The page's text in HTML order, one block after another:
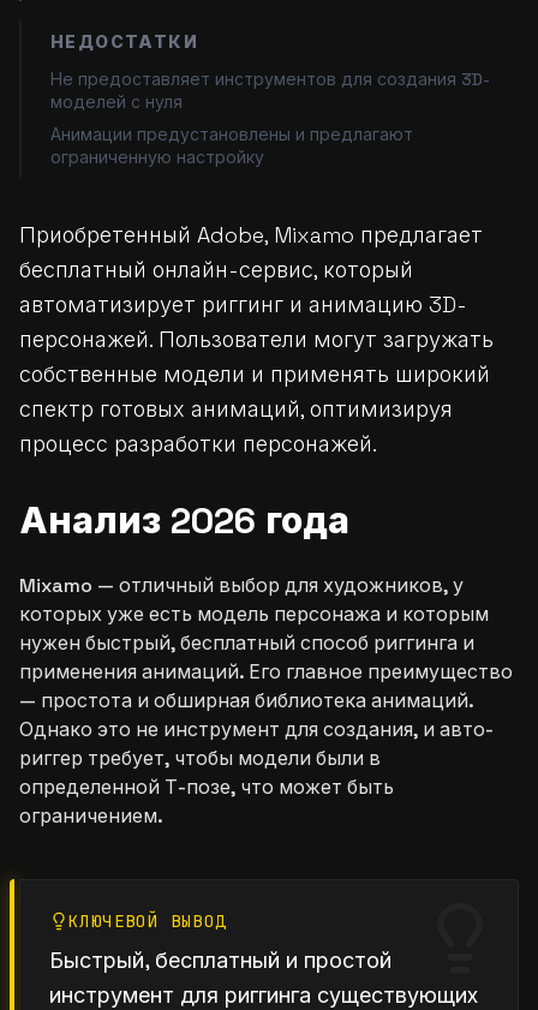
НЕДОСТАТКИ
Не предоставляет инструментов для создания 3D-
моделей с нуля
Анимации предустановлены и предлагают
ограниченную настройку
Приобретенный Adobe, Mixamo предлагает
бесплатный онлайн-сервис, который
автоматизирует риггинг и анимацию 3D-
персонажей. Пользователи могут загружать
собственные модели и применять широкий
спектр готовых анимаций, оптимизируя
процесс разработки персонажей.
Анализ 2026 года
Mixamo — отличный выбор для художников, у
которых уже есть модель персонажа и которым
нужен быстрый, бесплатный способ риггинга и
применения анимаций. Его главное преимущество
— простота и обширная библиотека анимаций.
Однако это не инструмент для создания, и авто-
риггер требует, чтобы модели были в
определенной Т-позе, что может быть
ограничением.
КЛЮЧЕВОЙ ВЫВОД
Быстрый, бесплатный и простой
инструмент для риггинга существующих